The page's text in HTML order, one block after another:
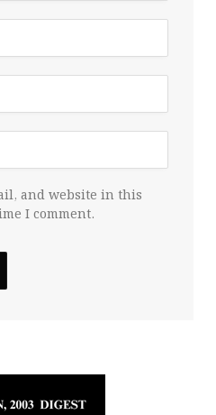
and website in this
I comment.